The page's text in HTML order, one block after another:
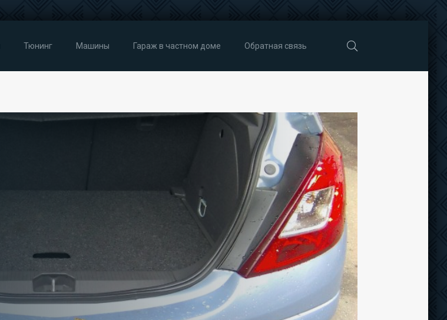
Тюнинг Машины Гараж в частном доме Обратная связь